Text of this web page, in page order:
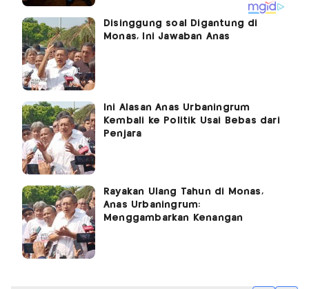
Disinggung soal Digantung di
Monas, Ini Jawaban Anas
Ini Alasan Anas Urbaningrum
Kembali ke Politik Usai Bebas dari
Penjara
Rayakan Ulang Tahun di Monas,
Anas Urbaningrum:
Menggambarkan Kenangan